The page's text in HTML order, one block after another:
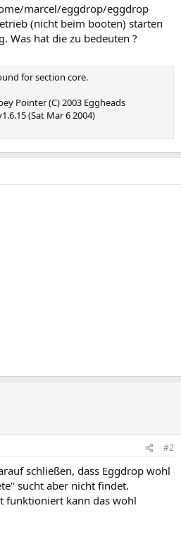
marcel/eggdrop/eggdrop
(nicht beim booten) starten
Was hat die zu bedeuten ?
for section core.
Pointer (C) 2003 Eggheads
(Sat Mar 6 2004)
#2
schließen, dass Eggdrop wohl
sucht aber nicht findet.
funktioniert kann das wohl